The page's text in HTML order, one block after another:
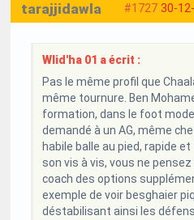
#1727 30-
tarajjidawla
Wlid'ha 01 a écrit :
Pas le même profil que
même tournure. Ben
formation, dans le foot
demandé à un AG, même
habile balle au pied, rapide
son vis à vis, vous ne
coach des options
exemple de voir besghaier
déstabilisant ainsi les